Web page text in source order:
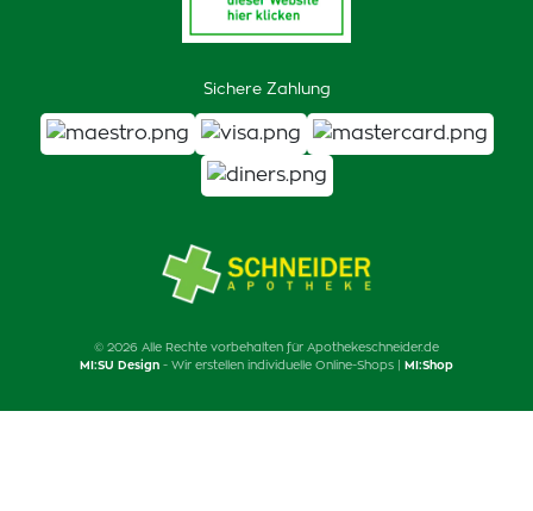
Sichere Zahlung
© 2026 Alle Rechte vorbehalten für Apothekeschneider.de
MI:SU Design - Wir erstellen individuelle Online-Shops | MI:Shop